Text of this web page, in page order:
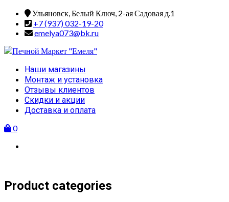
Skip
content
Ульяновск, Белый Ключ, 2-ая Садовая д.1
+7 (937) 032-19-20
emelya073@bk.ru
Primary
Menu
Наши магазины
Монтаж и установка
Отзывы клиентов
Скидки и акции
Доставка и оплата
0
Product categories